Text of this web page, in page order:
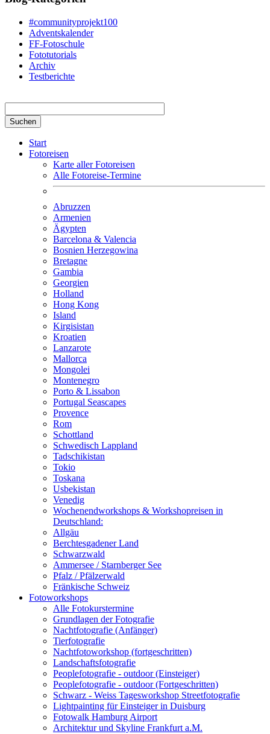
#communityprojekt100
Adventskalender
FF-Fotoschule
Fototutorials
Archiv
Testberichte
Start
Fotoreisen
Karte aller Fotoreisen
Alle Fotoreise-Termine
Abruzzen
Armenien
Ägypten
Barcelona & Valencia
Bosnien Herzegowina
Bretagne
Gambia
Georgien
Holland
Hong Kong
Island
Kirgisistan
Kroatien
Lanzarote
Mallorca
Mongolei
Montenegro
Porto & Lissabon
Portugal Seascapes
Provence
Rom
Schottland
Schwedisch Lappland
Tadschikistan
Tokio
Toskana
Usbekistan
Venedig
Wochenendworkshops & Workshopreisen in
Deutschland:
Allgäu
Berchtesgadener Land
Schwarzwald
Ammersee / Starnberger See
Pfalz / Pfälzerwald
Fränkische Schweiz
Fotoworkshops
Alle Fotokurstermine
Grundlagen der Fotografie
Nachtfotografie (Anfänger)
Tierfotografie
Nachtfotoworkshop (fortgeschritten)
Landschaftsfotografie
Peoplefotografie - outdoor (Einsteiger)
Peoplefotografie - outdoor (Fortgeschritten)
Schwarz - Weiss Tagesworkshop Streetfotografie
Lightpainting für Einsteiger in Duisburg
Fotowalk Hamburg Airport
Architektur und Skyline Frankfurt a.M.